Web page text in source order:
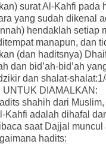
surat Al-Kahfi pada
yang sudah dikenal
hendaklah setiap
manapun, dan
(dan haditsnya)
dan bid’ah-bid’ah
dan shalat-
UNTUK DIAMALKAN:
shahih dari
Kahfi adalah dihafal
saat Dajjal muncul
hadits: